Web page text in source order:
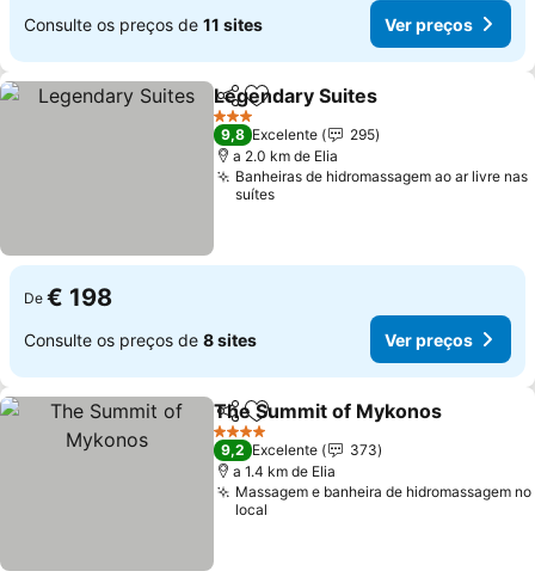
Consulte os preços de 11 sites Ver preços
PartilharAdicionar aos favoritos
Legendary Suites
3 Estrelas
9,8 Excelente
295
a 2.0 km de Elia
Banheiras de hidromassagem ao ar livre nas
suítes
De € 198
Consulte os preços de 8 sites Ver preços
PartilharAdicionar aos favoritos
The Summit of Mykonos
4 Estrelas
9,2 Excelente
373
a 1.4 km de Elia
Massagem e banheira de hidromassagem no
local